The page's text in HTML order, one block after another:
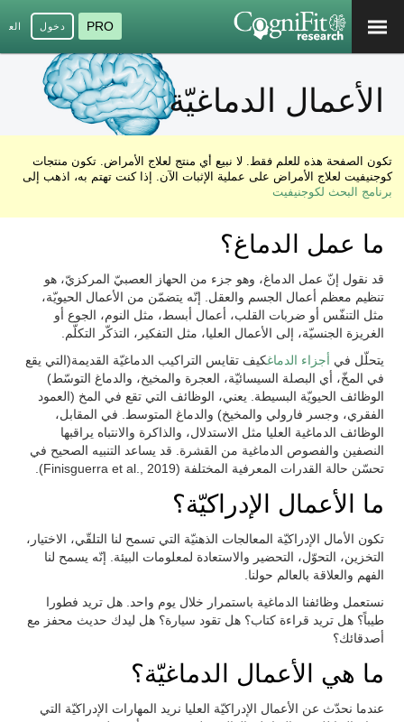
PRO دخول
الأعمال الدماغيّة
تكون الصفحة هذه للعلم فقط. لا نبيع أي منتج لعلاج الأمراض. تكون منتجات
كوجنيفيت لعلاج الأمراض على عملية الإثبات الآن. إذا كنت تهتم به، اذهب إلى
برنامج البحث لكوجنيفيت
ما عمل الدماغ؟
قد نقول إنّ عمل الدماغ، وهو جزء من الحهاز العصبيّ المركزيّ، هو
تنظيم معظم أعمال الجسم والعقل. إنّه يتضمّن من الأعمال الحيويّة،
مثل التنفّس أو ضربات القلب، أعمال أبسط، مثل النوم، الجوع أو
الغريزة الجنسيّة، إلى الأعمال العليا، مثل التفكير، التذكّر التكلّم.
يتحلّل في أجزاء الدماغكيف تقايس التراكيب الدماغيّة القديمة(التي يقع
في المخّ، أي البصلة السيسائيّة، العجرة والمخيخ، والدماغ التوسّط)
الوظائف الحيويّة البسيطة. يعني، الوظائف التي تقع في المخ (العمود
الفقري، وجسر فارولي والمخيخ) والدماغ المتوسط. في المقابل،
الوظائف الدماغية العليا مثل الاستدلال، والذاكرة والانتباه يراقبها
النصفين والفصوص الدماغية من القشرة. قد يساعد التنبيه الصحيح في
تحسّن حالة القدرات المعرفية المختلفة (Finisguerra et al., 2019).
ما الأعمال الإدراكيّة؟
تكون الأمال الإدراكيّة المعالجات الذهنيّة التي تسمح لنا التلقّي، الاختيار،
التخزين، التحوّل، التحضير والاستعادة لمعلومات البيئة. إنّه يسمح لنا
الفهم والعلاقة بالعالم حولنا.
نستعمل وظائفنا الدماغية باستمرار خلال يوم واحد. هل تريد فطورا
طيباً؟ هل تريد قراءة كتاب؟ هل تقود سيارة؟ هل ليدك حديث محفز مع
أصدقائك؟
ما هي الأعمال الدماغيّة؟
عندما نحدّث عن الأعمال الإدراكيّة العليا نريد المهارات الإدراكيّة التي